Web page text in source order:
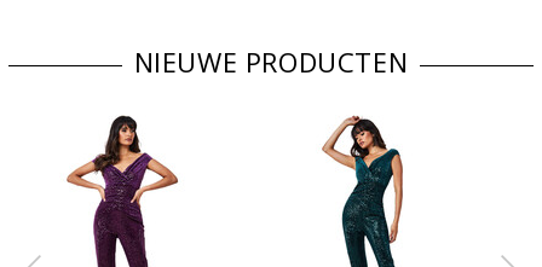
NIEUWE PRODUCTEN